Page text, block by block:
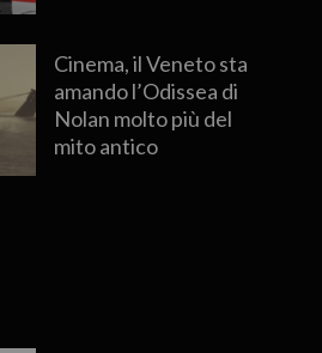
Cinema, il Veneto sta
amando l’Odissea di
Nolan molto più del
mito antico